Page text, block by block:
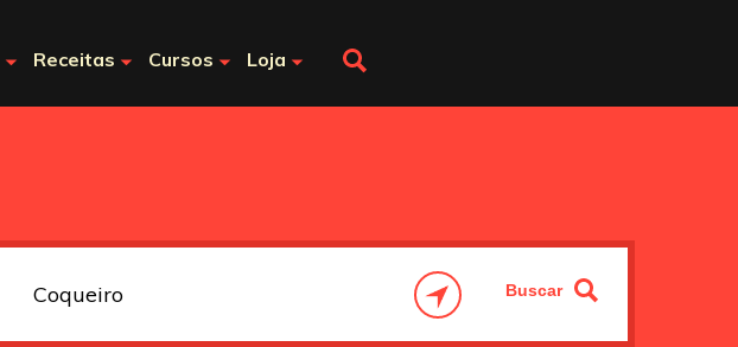
Receitas Cursos Loja